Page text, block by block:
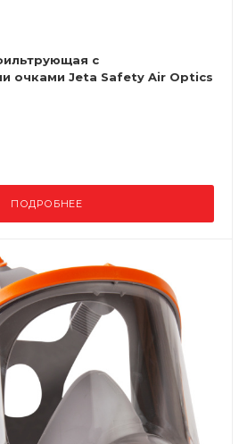
с
очками Jeta Safety Air Optics
ПОДРОБНЕЕ